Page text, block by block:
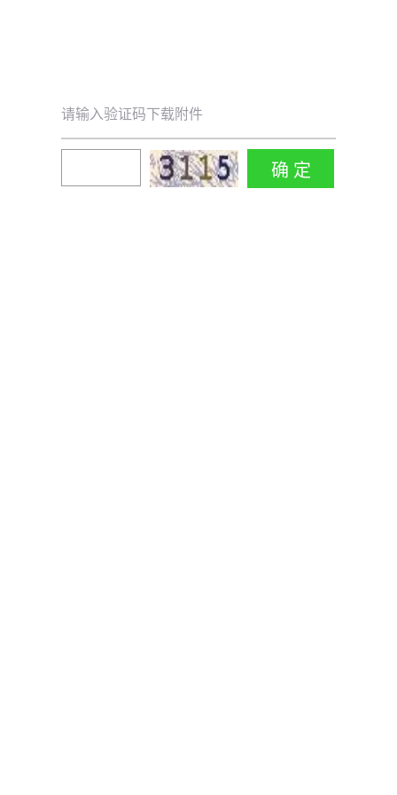
请输入验证码下载附件